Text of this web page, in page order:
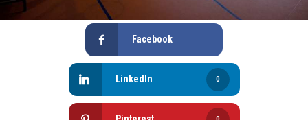
Facebook
LinkedIn 0